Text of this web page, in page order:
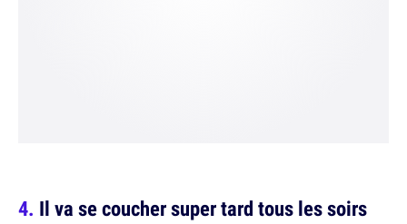
Il va se coucher super tard tous les soirs